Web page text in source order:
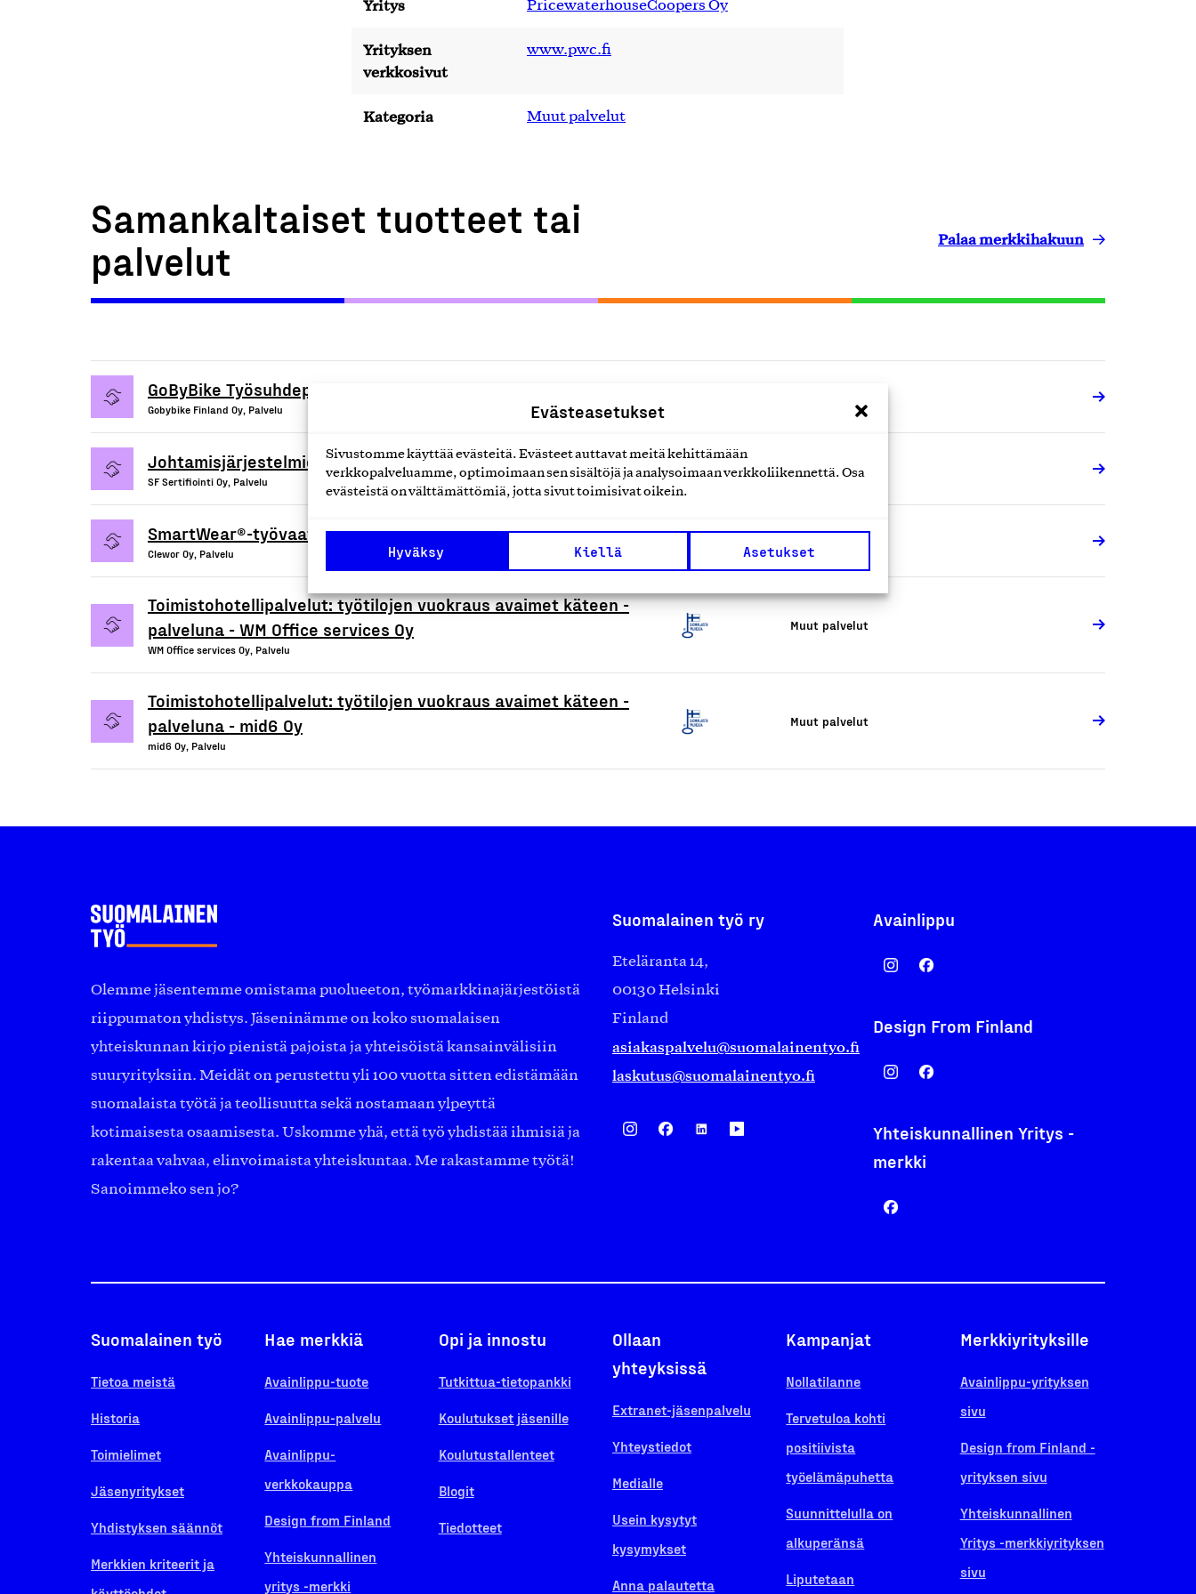
Evästeasetukset
Sivustomme käyttää evästeitä. Evästeet auttavat meitä kehittämään
verkkopalveluamme, optimoimaan sen sisältöjä ja analysoimaan verkkoliikennettä. Osa
evästeistä on välttämättömiä, jotta sivut toimisivat oikein.
Hyväksy Kiellä Asetukset
Yritys PricewaterhouseCoopers Oy
Yrityksen
verkkosivut
www.pwc.fi
Kategoria Muut palvelut
Samankaltaiset tuotteet tai
palvelut
Palaa merkkihakuun
GoByBike Työsuhdepyörät
Gobybike Finland Oy, Palvelu
Johtamisjärjestelmien sertifiointipalvelut
SF Sertifiointi Oy, Palvelu
Muut palvelut
SmartWear®-työvaatepalvelu
Clewor Oy, Palvelu
Toimistohotellipalvelut: työtilojen vuokraus avaimet käteen -
palveluna - WM Office services Oy
WM Office services Oy, Palvelu
Muut palvelut
Toimistohotellipalvelut: työtilojen vuokraus avaimet käteen -
palveluna - mid6 Oy
mid6 Oy, Palvelu
Muut palvelut
Olemme jäsentemme omistama puolueeton, työmarkkinajärjestöistä
riippumaton yhdistys. Jäseninämme on koko suomalaisen
yhteiskunnan kirjo pienistä pajoista ja yhteisöistä kansainvälisiin
suuryrityksiin. Meidät on perustettu yli 100 vuotta sitten edistämään
suomalaista työtä ja teollisuutta sekä nostamaan ylpeyttä
kotimaisesta osaamisesta. Uskomme yhä, että työ yhdistää ihmisiä ja
rakentaa vahvaa, elinvoimaista yhteiskuntaa. Me rakastamme työtä!
Sanoimmeko sen jo?
Suomalainen työ ry
Eteläranta 14,
00130 Helsinki
Finland
asiakaspalvelu@suomalainentyo.fi
laskutus@suomalainentyo.fi
Avainlippu
Design From Finland
Yhteiskunnallinen Yritys -
merkki
Suomalainen työ
Tietoa meistä
Historia
Toimielimet
Jäsenyritykset
Yhdistyksen säännöt
Merkkien kriteerit ja
Hae merkkiä
Avainlippu-tuote
Avainlippu-palvelu
Avainlippu-
verkkokauppa
Design from Finland
Yhteiskunnallinen
yritys -merkki
Opi ja innostu
Tutkittua-tietopankki
Koulutukset jäsenille
Koulutustallenteet
Blogit
Tiedotteet
Ollaan
yhteyksissä
Extranet-jäsenpalvelu
Yhteystiedot
Medialle
Usein kysytyt
kysymykset
Anna palautetta
Kampanjat
Nollatilanne
Tervetuloa kohti
positiivista
työelämäpuhetta
Suunnittelulla on
alkuperänsä
Liputetaan
Merkkiyrityksille
Avainlippu-yrityksen
sivu
Design from Finland -
yrityksen sivu
Yhteiskunnallinen
Yritys -merkkiyrityksen
sivu